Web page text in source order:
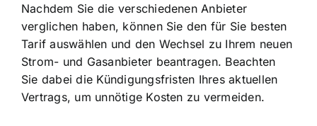
Nachdem Sie die verschiedenen Anbieter
verglichen haben, können Sie den für Sie besten
Tarif auswählen und den Wechsel zu Ihrem neuen
Strom- und Gasanbieter beantragen. Beachten
Sie dabei die Kündigungsfristen Ihres aktuellen
Vertrags, um unnötige Kosten zu vermeiden.